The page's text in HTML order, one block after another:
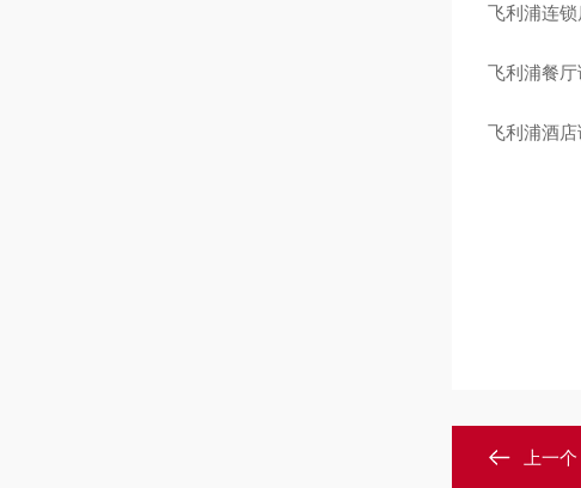
飞利浦连
飞利浦餐
飞利浦酒
上一个